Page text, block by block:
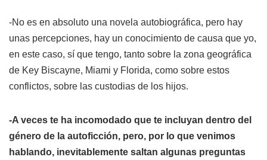
-No es en absoluto una novela autobiográfica, pero hay
unas percepciones, hay un conocimiento de causa que yo,
en este caso, sí que tengo, tanto sobre la zona geográfica
de Key Biscayne, Miami y Florida, como sobre estos
conflictos, sobre las custodias de los hijos.
-A veces te ha incomodado que te incluyan dentro del
género de la autoficción, pero, por lo que venimos
hablando, inevitablemente saltan algunas preguntas